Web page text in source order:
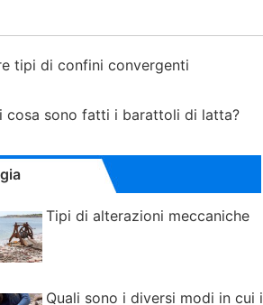
tipi di confini convergenti
cosa sono fatti i barattoli di latta?
Tipi di alterazioni meccaniche
Quali sono i diversi modi in cui i